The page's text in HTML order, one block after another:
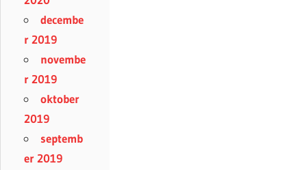
decembe
r 2019
novembe
r 2019
oktober
2019
septemb
er 2019